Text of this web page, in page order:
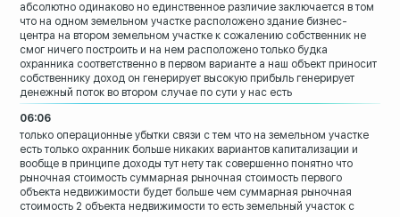
абсолютно одинаково но единственное различие заключается в том
что на одном земельном участке расположено здание бизнес-
центра на втором земельном участке к сожалению собственник не
смог ничего построить и на нем расположено только будка
охранника соответственно в первом варианте а наш объект приносит
собственнику доход он генерирует высокую прибыль генерирует
денежный поток во втором случае по сути у нас есть
06:06
только операционные убытки связи с тем что на земельном участке
есть только охранник больше никаких вариантов капитализации и
вообще в принципе доходы тут нету так совершенно понятно что
рыночная стоимость суммарная рыночная стоимость первого
объекта недвижимости будет больше чем суммарная рыночная
стоимость 2 объекта недвижимости то есть земельный участок с